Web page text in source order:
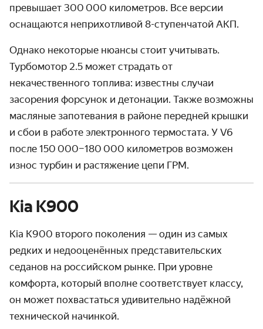
превышает 300 000 километров. Все версии
оснащаются неприхотливой 8-ступенчатой АКП.
Однако некоторые нюансы стоит учитывать.
Турбомотор 2.5 может страдать от
некачественного топлива: известны случаи
засорения форсунок и детонации. Также возможны
масляные запотевания в районе передней крышки
и сбои в работе электронного термостата. У V6
после 150 000–180 000 километров возможен
износ турбин и растяжение цепи ГРМ.
Kia K900
Kia K900 второго поколения — один из самых
редких и недооценённых представительских
седанов на российском рынке. При уровне
комфорта, который вполне соответствует классу,
он может похвастаться удивительно надёжной
технической начинкой.